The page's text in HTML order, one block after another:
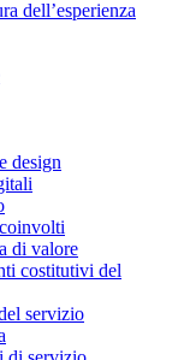
dell’esperienza
design
di valore
costitutivi del
servizio